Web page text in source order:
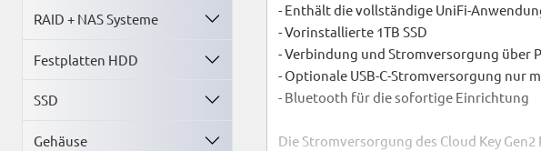
RAID + NAS Systeme
Festplatten HDD
SSD
Gehäuse
- Enthält die vollständige UniFi-
- Vorinstallierte 1TB SSD
- Verbindung und Stromversorgung über
- Optionale USB-C-Stromversorgung nur
- Bluetooth für die sofortige Einrichtung
Die Stromversorgung des Cloud Key